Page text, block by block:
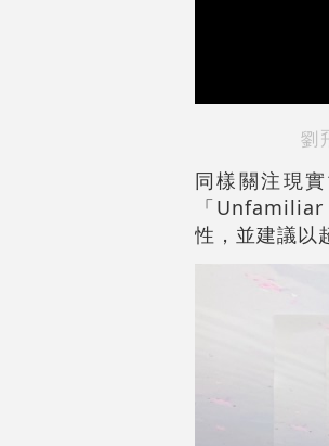
劉
同樣關注現
「
性，並建議以